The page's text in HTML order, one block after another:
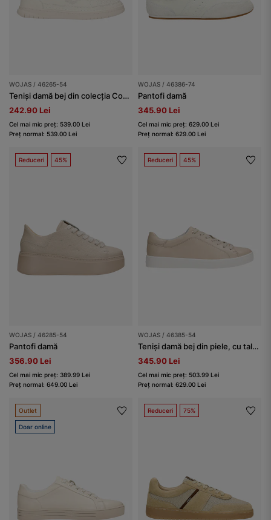
WOJAS / 46265-54
Teniși damă bej din colecția Comfort
242.90 Lei
Cel mai mic preț: 539.00 Lei
Preț normal: 539.00 Lei
WOJAS / 46386-74
Pantofi damă
345.90 Lei
Cel mai mic preț: 629.00 Lei
Preț normal: 629.00 Lei
Reduceri 45%
WOJAS / 46285-54
Pantofi damă
356.90 Lei
Cel mai mic preț: 389.99 Lei
Preț normal: 649.00 Lei
Reduceri 45%
WOJAS / 46385-54
Teniși damă bej din piele, cu talpă albă
345.90 Lei
Cel mai mic preț: 503.99 Lei
Preț normal: 629.00 Lei
Outlet
Doar online
Reduceri 75%